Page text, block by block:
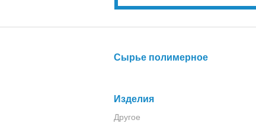
Сырье полимерное
Изделия
Другое